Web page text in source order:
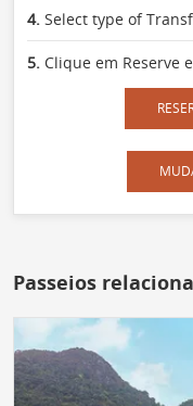
4. Select type of
5. Clique em Reserve
Passeios